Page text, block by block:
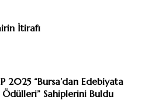
İtirafı
2025 “Bursa’dan Edebiyata
Ödülleri” Sahiplerini Buldu